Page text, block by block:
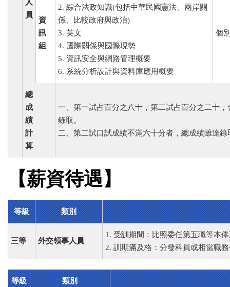
人
員
資
訊
組
2. 綜合法政知識(包括中華民國憲法、兩岸關
係、比較政府與政治)
3. 英文
4. 國際關係與國際現勢
5. 資訊安全與網路管理概要
6. 系統分析設計與資料庫應用概要
個
總
成
績
計
算
一、第一試占百分之八十，第二試占百分之二十
錄取。
二、第二試口試成績不滿六十分者，總成績雖達
【薪資待遇】
等級 類別
三等 外交領事人員
1. 受訓期間：比照委任第五職等本
2. 訓期滿及格：分發科員或相當職
等級 類別